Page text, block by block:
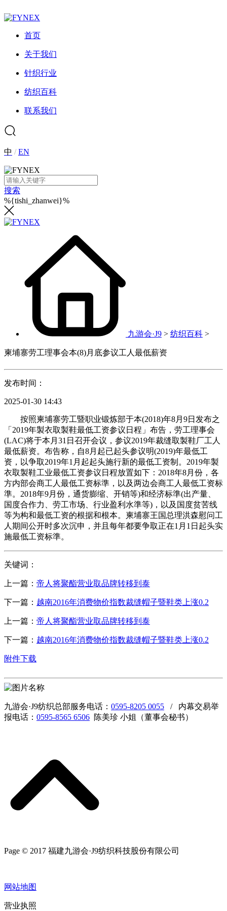
首页
关于我们
针织行业
纺织百科
联系我们
中 /EN
搜索
%{tishi_zhanwei}%
九游会·J9 > 纺织百科 >
柬埔寨劳工理事会本(8)月底参议工人最低薪资
发布时间：
2025-01-30 14:43
按照柬埔寨劳工暨职业锻炼部于本(2018)年8月9日发布之
「2019年製衣取製鞋最低工资参议日程」布告，劳工理事会
(LAC)将于本月31日召开会议，参议2019年裁缝取製鞋厂工人
最低薪资。布告称，自8月起已起头参议明(2019)年最低工
资，以争取2019年1月起起头施行新的最低工资制。2019年製
衣取製鞋工业最低工资参议日程放置如下：2018年8月份，各
方内部会商工人最低工资标準，以及两边会商工人最低工资标
準。2018年9月份，通货膨缩、开销等)和经济标準(出产量、
国度合作力、劳工市场、行业盈利水準等)，以及国度贫苦线
等为构和最低工资的根据和根本。柬埔寨王国总理洪森慰问工
人期间公开时多次沉申，并且每年都要争取正在1月1日起头实
施最低工资标準。
关键词：
上一篇： 帝人将聚酯营业取品牌转移到泰
下一篇： 越南2016年消费物价指数裁缝帽子暨鞋类上涨0.2
上一篇： 帝人将聚酯营业取品牌转移到泰
下一篇： 越南2016年消费物价指数裁缝帽子暨鞋类上涨0.2
附件下载
九游会·J9纺织总部服务电话： 0595-8205 0055 / 内幕交易举
报电话： 0595-8565 6506 陈美珍 小姐（董事会秘书）
Page © 2017 福建九游会·J9纺织科技股份有限公司
网站地图
营业执照